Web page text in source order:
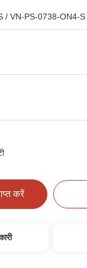
/ VN-PS-0738-ON4-S
करें